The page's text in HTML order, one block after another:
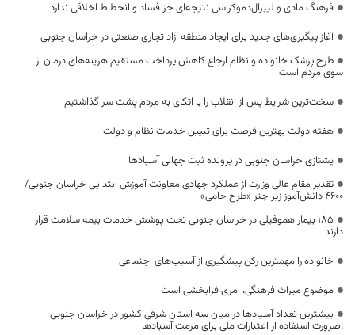
فرهنگ مادی و لیبرال‌دموکراسی نتیجه‌ای جز فساد و انحطاط اخلاقی ندارد
آغاز پیگیری‌های جدید برای ایجاد منطقه آزاد تجاری صنعتی در خراسان جنوبی
طرح پزشک خانواده و نظام ارجاع کاهش پرداخت مستقیم هزینه‌های درمان از
سوی مردم است
سخت‌ترین شرایط پس از انقلاب را با اتکای به مردم پشت سر گذاشتیم
هفته دولت بهترین فرصت برای تبیین خدمات نظام و دولت
یشتازی خراسان جنوبی در پرونده ثبت جهانی آسبادها
تقدیر مقام عالی وزارت از عملکرد جهادی معاونت آموزش ابتدایی خراسان جنوبی/
۴۶۰۰ دانش‌آموز زیر چتر «طرح حامی»
۱۸۵ بیمار هموفیلی در خراسان جنوبی تحت پوشش خدمات بیمه سلامت قرار
دارند
خانواده را مهمترین رکن پیشگیری از آسیب‌های اجتماعی
موضوع میراث فرهنگی، امری فرابخشی است
بیشترین تعداد آسبادها در میان سه استان شرقی کشور در خراسان جنوبی
،ضرورت استفاده از اعتبارات ملی برای مرمت آسبادها